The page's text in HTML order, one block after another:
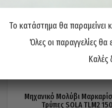
Μηχανικό Μολύβι
Τρύπες SOLA TLM2
Το κατάστημα θα παραμείνει
Όλες οι παραγγελίες
Καλές